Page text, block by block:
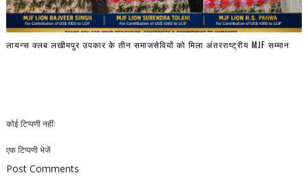
लायन्स क्लब लखीमपुर उपकार के तीन समाजसेवियों को मिला अंतरराष्ट्रीय MJF सम्मान
कोई टिप्पणी नहीं:
एक टिप्पणी भेजें
Post Comments